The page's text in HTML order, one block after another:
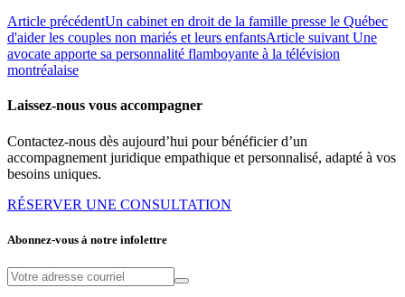
Article précédentUn cabinet en droit de la famille presse le Québec
d'aider les couples non mariés et leurs enfantsArticle suivant Une
avocate apporte sa personnalité flamboyante à la télévision
montréalaise
Laissez-nous vous accompagner
Contactez-nous dès aujourd’hui pour bénéficier d’un
accompagnement juridique empathique et personnalisé, adapté à vos
besoins uniques.
RÉSERVER UNE CONSULTATION
Abonnez-vous à notre infolettre